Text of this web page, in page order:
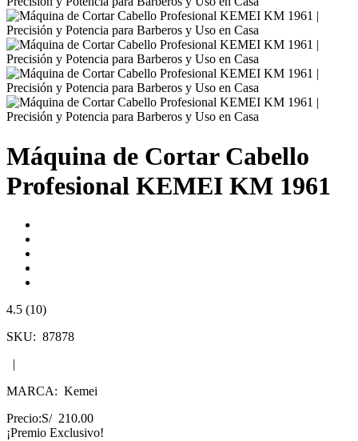
Máquina de Cortar Cabello
Profesional KEMEI KM 1961
4.5 (10)
SKU: 87878
|
MARCA: Kemei
Precio:S/ 210.00
¡Premio Exclusivo!